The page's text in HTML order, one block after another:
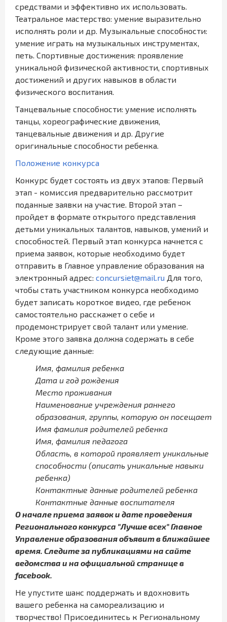
средствами и эффективно их использовать.
Театральное мастерство: умение выразительно
исполнять роли и др. Музыкальные способности:
умение играть на музыкальных инструментах,
петь. Спортивные достижения: проявление
уникальной физической активности, спортивных
достижений и других навыков в области
физического воспитания.
Танцевальные способности: умение исполнять
танцы, хореографические движения,
танцевальные движения и др. Другие
оригинальные способности ребенка.
Положение конкурса
Конкурс будет состоять из двух этапов: Первый
этап - комиссия предварительно рассмотрит
поданные заявки на участие. Второй этап –
пройдет в формате открытого представления
детьми уникальных талантов, навыков, умений и
способностей. Первый этап конкурса начнется с
приема заявок, которые необходимо будет
отправить в Главное управление образования на
электронный адрес: concursiet@mail.ru Для того,
чтобы стать участником конкурса необходимо
будет записать короткое видео, где ребенок
самостоятельно расскажет о себе и
продемонстрирует свой талант или умение.
Кроме этого заявка должна содержать в себе
следующие данные:
Имя, фамилия ребенка
Дата и год рождения
Место проживания
Наименование учреждения раннего
образования, группы, которую он посещает
Имя фамилия родителей ребенка
Имя, фамилия педагога
Область, в которой проявляет уникальные
способности (описать уникальные навыки
ребенка)
Контактные данные родителей ребенка
Контактные данные воспитателя
О начале приема заявок и дате проведения
Регионального конкурса "Лучше всех" Главное
Управление образования объявит в ближайшее
время. Следите за публикациями на сайте
ведомства и на официальной странице в
facebook.
Не упустите шанс поддержать и вдохновить
вашего ребенка на самореализацию и
творчество! Присоединитесь к Региональному